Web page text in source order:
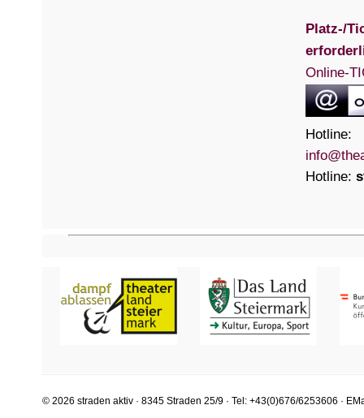
Platz-/
Online-
Hotline:
© 2026 straden aktiv · 8345 Straden 25/9 · Tel: +43(0)676/6253606 ·